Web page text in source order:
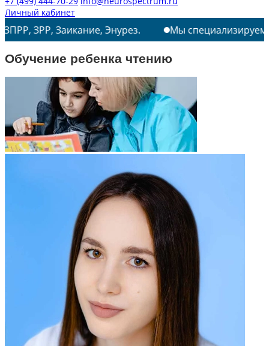
Личный кабинет
Заикание, Энурез. Мы специализируемся на
Обучение ребенка чтению